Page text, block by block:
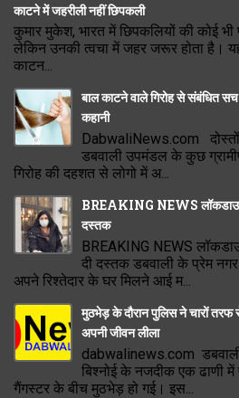
काटने में जहरीली नहीं छिपकली
कुमार मुकेश, भारत में छिपकलियों की कोई भी
लेकिन उनकी त्वचा में जहर जरूर होता है।
काटन...
बाल काटने वाले गिरोह से संबंधित
कहानी
DabwaliNews.com
डबवाली उपमंडल के कुछ
गिरोह की दहशत से लोगो में अ...
BREAKING NEWS लॉकडाउन
दस्तक
BREAKING NEWS
दी दस्तक डबवाली के प्रेम
अपने रिश्तेदार के घर मिलने आई म...
मुठभेड़ के दौरान पुलिस ने चारों तरफ
अपनी जीवन लीला
dabwalinews.com
बिश्नोई के नजदीक एक ढाणी में
गैंगस्टर के बीच मुठभेड़ हो गई। इस...